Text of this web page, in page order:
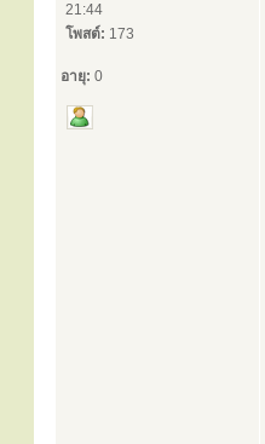
21:44
โพสต์: 173
อายุ: 0